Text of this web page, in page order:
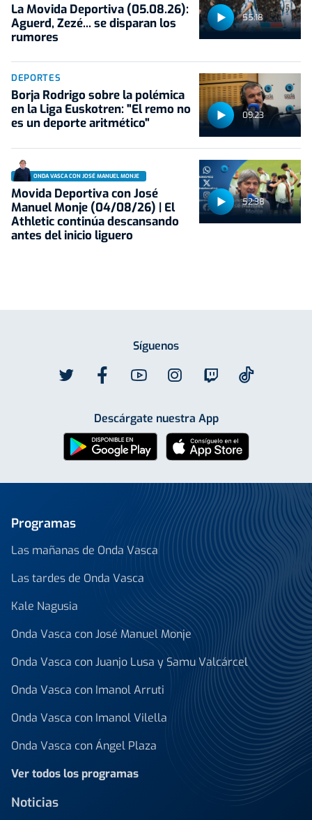
55:18
La Movida Deportiva (05.08.26):
Aguerd, Zezé... se disparan los
rumores
09:23
DEPORTES
Borja Rodrigo sobre la polémica
en la Liga Euskotren: "El remo no
es un deporte aritmético"
52:38
ONDA VASCA CON JOSÉ MANUEL MONJE
Movida Deportiva con José
Manuel Monje (04/08/26) | El
Athletic continúa descansando
antes del inicio liguero
Síguenos
Descárgate nuestra App
Programas
Las mañanas de Onda Vasca
Las tardes de Onda Vasca
Kale Nagusia
Onda Vasca con José Manuel Monje
Onda Vasca con Juanjo Lusa y Samu Valcárcel
Onda Vasca con Imanol Arruti
Onda Vasca con Imanol Vilella
Onda Vasca con Ángel Plaza
Ver todos los programas
Noticias